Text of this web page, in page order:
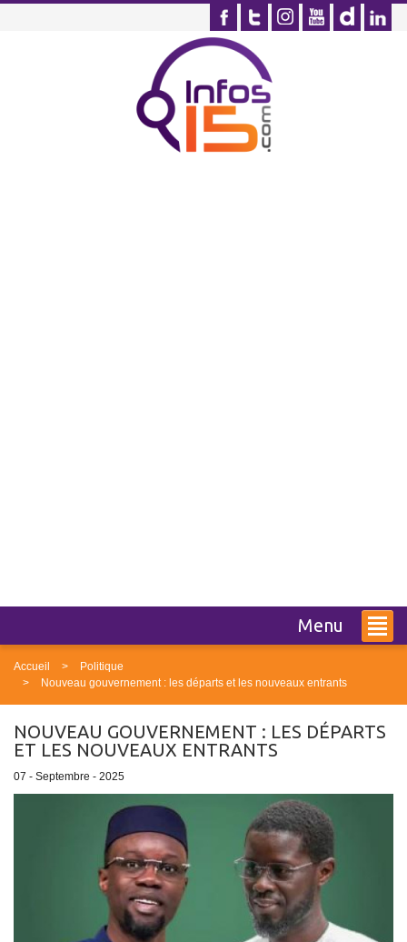
Menu
Accueil
Politique
Nouveau gouvernement : les départs et les nouveaux entrants
NOUVEAU GOUVERNEMENT : LES DÉPARTS
ET LES NOUVEAUX ENTRANTS
07 - Septembre - 2025